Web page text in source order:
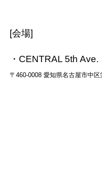
[会場]
・CENTRAL 5th Ave.
〒460-0008 愛知県名古屋市中